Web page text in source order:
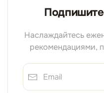
Наслаждайтесь
рекомендациями,